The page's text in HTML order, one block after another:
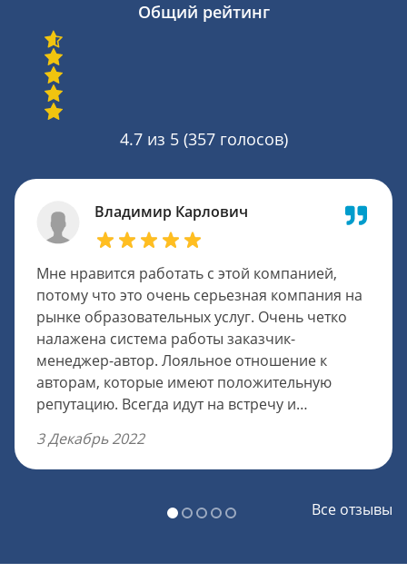
Общий рейтинг
4.7из 5 (357 голосов)
Владимир Карлович
Мне нравится работать с этой компанией,
потому что это очень серьезная компания на
рынке образовательных услуг. Очень четко
налажена система работы заказчик-
менеджер-автор. Лояльное отношение к
авторам, которые имеют положительную
репутацию. Всегда идут на встречу и
передается информация клиенту и решают
спорные вопросы. Чтобы попасть в штат,
пять работ, которые тоже оплачивают в
3 Декабрь 2022
Все отзывы